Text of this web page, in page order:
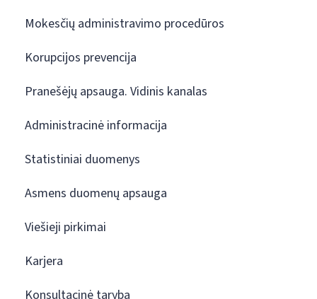
Mokesčių administravimo procedūros
Korupcijos prevencija
Pranešėjų apsauga. Vidinis kanalas
Administracinė informacija
Statistiniai duomenys
Asmens duomenų apsauga
Viešieji pirkimai
Karjera
Konsultacinė taryba